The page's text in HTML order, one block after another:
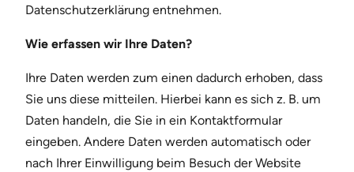
Datenschutzerklärung entnehmen.
Wie erfassen wir Ihre Daten?
Ihre Daten werden zum einen dadurch erhoben, dass
Sie uns diese mitteilen. Hierbei kann es sich z. B. um
Daten handeln, die Sie in ein Kontaktformular
eingeben. Andere Daten werden automatisch oder
nach Ihrer Einwilligung beim Besuch der Website